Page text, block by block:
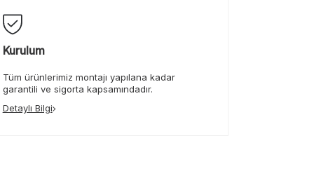
Kurulum
Tüm ürünlerimiz montajı yapılana kadar
garantili ve sigorta kapsamındadır.
Detaylı Bilgi